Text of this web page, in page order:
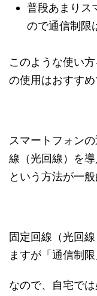
普段あまりス
ので通信制限
このような使い
の使用はおすすめ
スマートフォン
線（光回線）を
という方法が一般
固定回線（光回
ますが「通信制
なので、自宅で